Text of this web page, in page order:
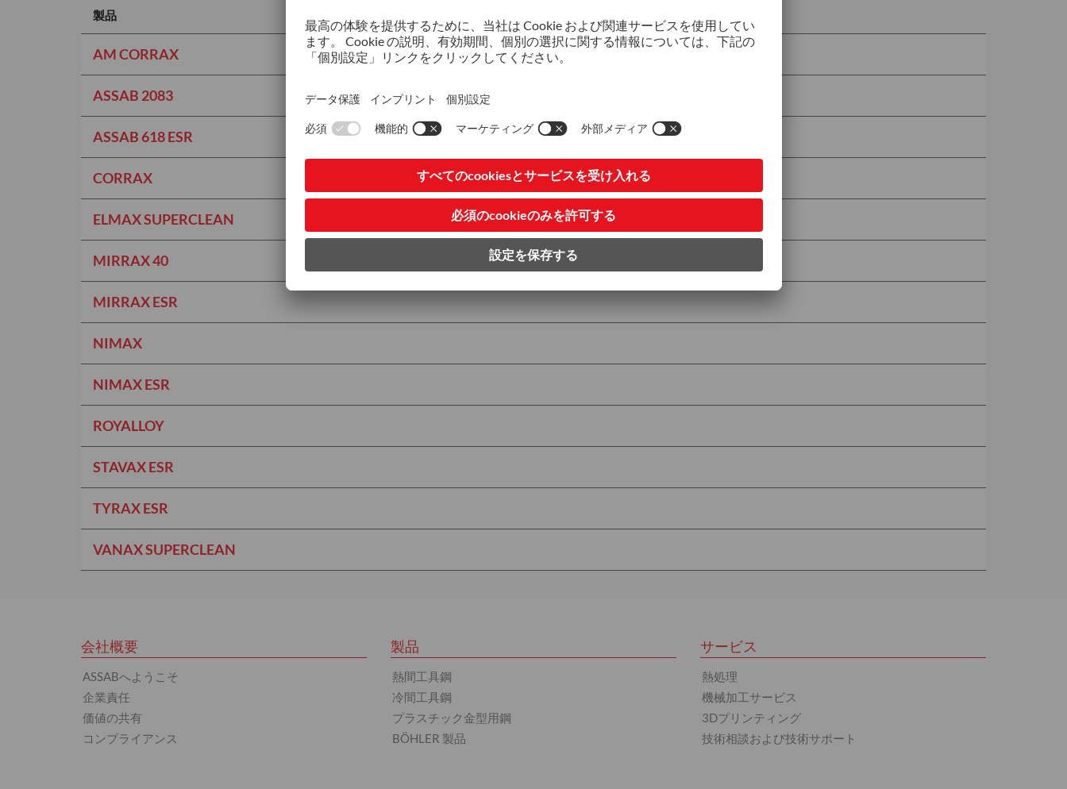
製品
AM CORRAX
ASSAB 2083
ASSAB 618 ESR
CORRAX
ELMAX SUPERCLEAN
MIRRAX 40
MIRRAX ESR
NIMAX
NIMAX ESR
ROYALLOY
STAVAX ESR
TYRAX ESR
VANAX SUPERCLEAN
会社概要
ASSABへようこそ
企業責任
価値の共有
コンプライアンス
製品
熱間工具鋼
冷間工具鋼
プラスチック金型用鋼
BÖHLER 製品
サービス
熱処理
機械加工サービス
3Dプリンティング
技術相談および技術サポート